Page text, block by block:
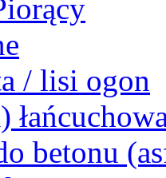
/ lisi ogon
betonu